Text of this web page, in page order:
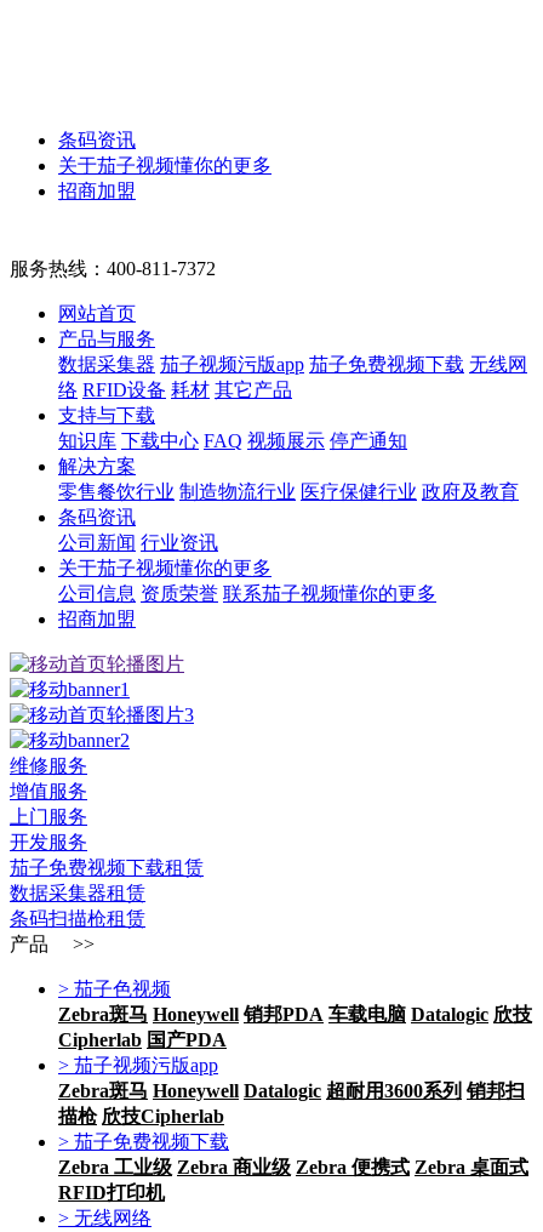
条码资讯
关于茄子视频懂你的更多
招商加盟
服务热线： 400-811-7372
网站首页
产品与服务
数据采集器 茄子视频污版app 茄子免费视频下载 无线网
络 RFID设备 耗材 其它产品
支持与下载
知识库 下载中心 FAQ 视频展示 停产通知
解决方案
零售餐饮行业 制造物流行业 医疗保健行业 政府及教育
条码资讯
公司新闻 行业资讯
关于茄子视频懂你的更多
公司信息 资质荣誉 联系茄子视频懂你的更多
招商加盟
维修服务
增值服务
上门服务
开发服务
茄子免费视频下载租赁
数据采集器租赁
条码扫描枪租赁
产品 >>
> 茄子色视频
Zebra斑马 Honeywell 销邦PDA 车载电脑 Datalogic 欣技
Cipherlab 国产PDA
> 茄子视频污版app
Zebra斑马 Honeywell Datalogic 超耐用3600系列 销邦扫
描枪 欣技Cipherlab
> 茄子免费视频下载
Zebra 工业级 Zebra 商业级 Zebra 便携式 Zebra 桌面式
RFID打印机
> 无线网络